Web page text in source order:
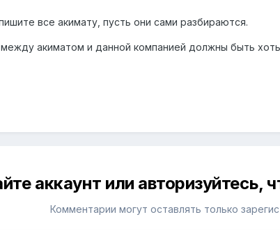
все акимату, пусть они сами разбираются.
акиматом и данной компанией должны быть
аккаунт или авторизуйтесь,
Комментарии могут оставлять только